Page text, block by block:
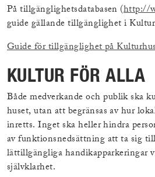
På tillgänglighetsdatabasen (http://
guide gällande tillgänglighet i
Guide för tillgänglighet på
KULTUR FÖR ALLA
Både medverkande och publik ska
huset, utan att begränsas av hur
inretts. Inget ska heller hindra
av funktionsnedsättning att ta sig
lättillgängliga handikapparkeringar
självklarhet.